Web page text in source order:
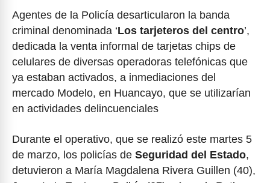
Agentes de la Policía desarticularon la banda
criminal denominada ‘Los tarjeteros del centro’,
dedicada la venta informal de tarjetas chips de
celulares de diversas operadoras telefónicas que
ya estaban activados, a inmediaciones del
mercado Modelo, en Huancayo, que se utilizarían
en actividades delincuenciales
Durante el operativo, que se realizó este martes 5
de marzo, los policías de Seguridad del Estado,
detuvieron a María Magdalena Rivera Guillen (40),